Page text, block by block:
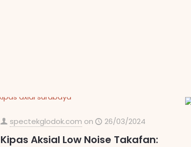
spectekglodok.com on 26/03/2024
Kipas Aksial Low Noise Takafan: